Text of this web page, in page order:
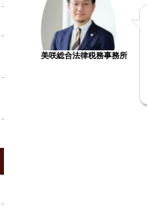
美咲総合法律税務事務所